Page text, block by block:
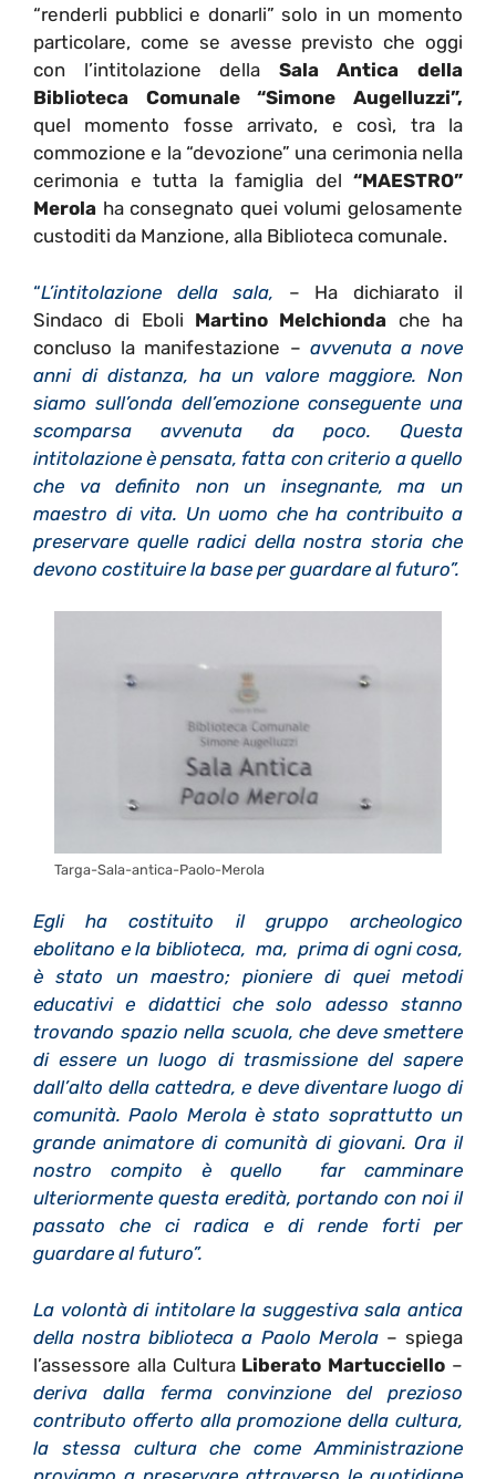
“renderli pubblici e donarli” solo in un momento
particolare, come se avesse previsto che oggi
con l’intitolazione della Sala Antica della
Biblioteca Comunale “Simone Augelluzzi”,
quel momento fosse arrivato, e così, tra la
commozione e la “devozione” una cerimonia nella
cerimonia e tutta la famiglia del “MAESTRO”
Merola ha consegnato quei volumi gelosamente
custoditi da Manzione, alla Biblioteca comunale.
“L’intitolazione della sala, – Ha dichiarato il
Sindaco di Eboli Martino Melchionda che ha
concluso la manifestazione – avvenuta a nove
anni di distanza, ha un valore maggiore. Non
siamo sull’onda dell’emozione conseguente una
scomparsa avvenuta da poco. Questa
intitolazione è pensata, fatta con criterio a quello
che va definito non un insegnante, ma un
maestro di vita. Un uomo che ha contribuito a
preservare quelle radici della nostra storia che
devono costituire la base per guardare al futuro”.
Targa-Sala-antica-Paolo-Merola
Egli ha costituito il gruppo archeologico
ebolitano e la biblioteca, ma, prima di ogni cosa,
è stato un maestro; pioniere di quei metodi
educativi e didattici che solo adesso stanno
trovando spazio nella scuola, che deve smettere
di essere un luogo di trasmissione del sapere
dall’alto della cattedra, e deve diventare luogo di
comunità. Paolo Merola è stato soprattutto un
grande animatore di comunità di giovani. Ora il
nostro compito è quello far camminare
ulteriormente questa eredità, portando con noi il
passato che ci radica e di rende forti per
guardare al futuro”.
La volontàdi intitolare la suggestiva sala antica
della nostra biblioteca a Paolo Merola – spiega
l’assessore alla CulturaLiberato Martucciello –
deriva dalla ferma convinzione del prezioso
contributo offerto alla promozione della cultura,
la stessa cultura che come Amministrazione